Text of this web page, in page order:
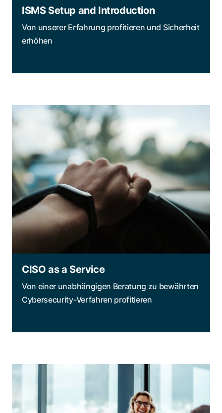
ISMS Setup and Introduction
Von unserer Erfahrung profitieren und Sicherheit
erhöhen
CISO as a Service
Von einer unabhängigen Beratung zu bewährten
Cybersecurity-Verfahren profitieren